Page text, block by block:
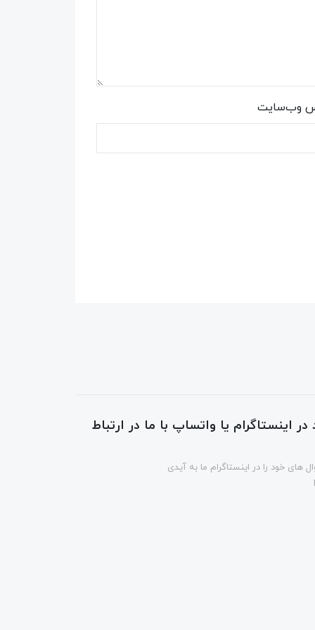
وب‌سایت
در اینستاگرام یا واتساپ با ما در ارتباط
های خود را در اینستاگرام ما به آیدی